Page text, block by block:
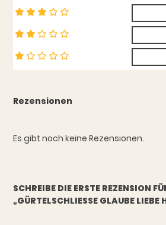
Rezensionen
Es gibt noch keine Rezensionen.
SCHREIBE DIE ERSTE REZENSION
„GÜRTELSCHLIESSE GLAUBE LIEBE